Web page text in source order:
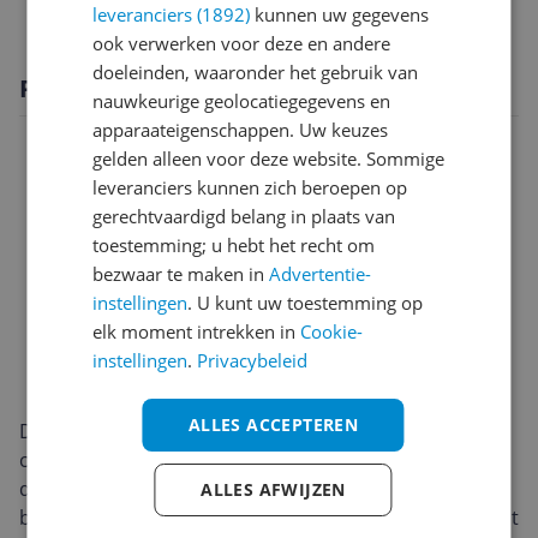
Productomschrijving
De Samsung Galaxy Book4 (NP750XGK-KS3NL)
combineert een strak, eigentijds ontwerp met een
draagbaar gewicht van slechts 1,55 kg. De slanke
behuizing oogt professioneel en voelt solide aan, zodat
leveranciers (1892) kunnen uw gegevens
ook verwerken voor deze en andere
doeleinden, waaronder het gebruik van
nauwkeurige geolocatiegegevens en
apparaateigenschappen. Uw keuzes
gelden alleen voor deze website. Sommige
leveranciers kunnen zich beroepen op
gerechtvaardigd belang in plaats van
toestemming; u hebt het recht om
bezwaar te maken inAdvertentie-
instellingen. U kunt uw toestemming op
elk moment intrekken in Cookie-
instellingen. Privacybeleid
ALLES ACCEPTEREN
ALLES AFWIJZEN